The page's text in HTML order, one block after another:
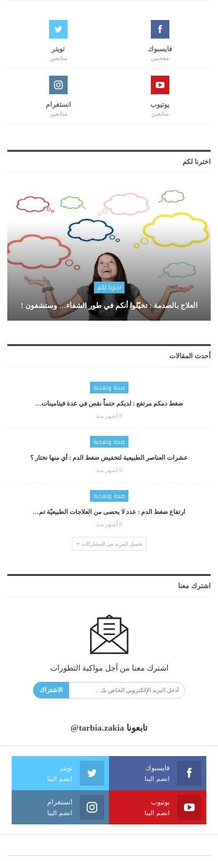
فايسبوك
معجبين
تويتر
متابعين
يوتيوب
متابعين
انستغرام
متابعين
اخترنا لكم
اخترنا لكم
العلاج بالصدمة : تخيّلوا أنكم في طور الشفاء… وستشفون !
أحدث المقالات
صحة وتغذية
ضغط دمكم مرتفع : لديكم حتماّ نقص في عدة فيتامينات…
6 أشهر منذ
صحة وتغذية
عشرات العناصر الطبيعية لتخفيض ضغط الدم : أي منها نختار ؟
6 أشهر منذ
صحة وتغذية
ارتفاع ضغط الدم : عدد لا يحصى من العلاجات الطبيعيّة تم…
6 أشهر منذ
تحميل المزيد من المشاركات
اشترك معنا
اشترك معنا من أجل مواكبة التطورات
الاشتراك
تابعونا @tarbia.zakia
فايسبوك
انضم الينا
تويتر
انضم الينا
يوتيوب
انضم الينا
انستغرام
انضم الينا